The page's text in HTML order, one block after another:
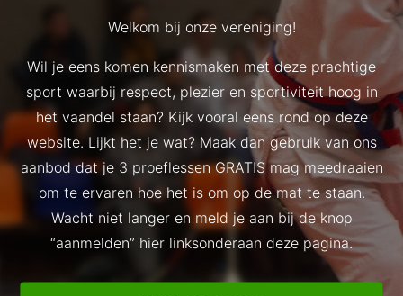
Welkom bij onze vereniging!
Wil je eens komen kennismaken met deze prachtige
sport waarbij respect, plezier en sportiviteit hoog in
het vaandel staan? Kijk vooral eens rond op deze
website. Lijkt het je wat? Maak dan gebruik van ons
aanbod dat je 3 proeflessen GRATIS mag meedraaien
om te ervaren hoe het is om op de mat te staan.
Wacht niet langer en meld je aan bij de knop
“aanmelden” hier linksonderaan deze pagina.